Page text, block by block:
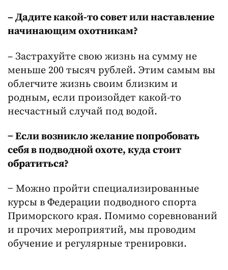
– Дадите какой-то совет или наставление
начинающим охотникам?
– Застрахуйте свою жизнь на сумму не
меньше 200 тысяч рублей. Этим самым вы
облегчите жизнь своим близким и
родным, если произойдет какой-то
несчастный случай под водой.
− Если возникло желание попробовать
себя в подводной охоте, куда стоит
обратиться?
− Можно пройти специализированные
курсы в Федерации подводного спорта
Приморского края. Помимо соревнований
и прочих мероприятий, мы проводим
обучение и регулярные тренировки.